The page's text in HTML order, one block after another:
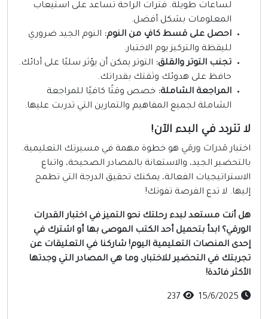
لساعات طويلة. فترات الراحة تساعد على استيعاب
المعلومات بشكل أفضل.
احصل على قسط كافٍ من النوم:النوم الجيد ضروري
لليقظة والتركيز يوم الاختبار.
تجنب التوتر والقلق:التوتر يمكن أن يؤثر سلبًا على أدائك.
حافظ على هدوئك وثقتك بقدراتك.
المراجعة الشاملة:خصص وقتًا كافيًا للمراجعة
الشاملة لجميع المفاهيم والتمارين التي تدربت عليها.
تتردد في البدء الآن!
قدرات ورقي هو خطوة مهمة في مسيرتك التعليمية.
الجيد، والاستعانة بالمصادر الصحيحة، واتباع
الفعالة، يمكنك تحقيق الدرجة التي تطمح
لا تدع الفرصة تفوتك!
أنت مستعد لبدء رحلتك نحو التميز في اختبار القدرات
ابدأ بتحميل أحد الكتب الموصى بها أو اشترك في
المنصات التعليمية اليوم! شاركنا في التعليقات عن
في التحضير للاختبار، وما هي المصادر التي وجدتها
فائدة!
237